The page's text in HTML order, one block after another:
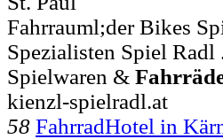
Fahrrauml;der Bikes
Spezialisten Spiel
Spielwaren &
kienzl-spielradl.at
58 FahrradHotel in